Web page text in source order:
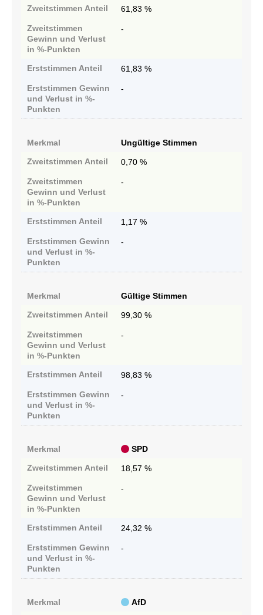
Zweitstimmen Anteil 61,83 %
Zweitstimmen
Gewinn und Verlust
in %-Punkten
-
Erststimmen Anteil 61,83 %
Erststimmen Gewinn
und Verlust in %-
Punkten
-
Merkmal
Ungültige Stimmen
Zweitstimmen Anteil 0,70 %
Zweitstimmen
Gewinn und Verlust
in %-Punkten
-
Erststimmen Anteil 1,17 %
Erststimmen Gewinn
und Verlust in %-
Punkten
-
Merkmal
Gültige Stimmen
Zweitstimmen Anteil 99,30 %
Zweitstimmen
Gewinn und Verlust
in %-Punkten
-
Erststimmen Anteil 98,83 %
Erststimmen Gewinn
und Verlust in %-
Punkten
-
Merkmal
SPD
Zweitstimmen Anteil 18,57 %
Zweitstimmen
Gewinn und Verlust
in %-Punkten
-
Erststimmen Anteil 24,32 %
Erststimmen Gewinn
und Verlust in %-
Punkten
-
Merkmal AfD